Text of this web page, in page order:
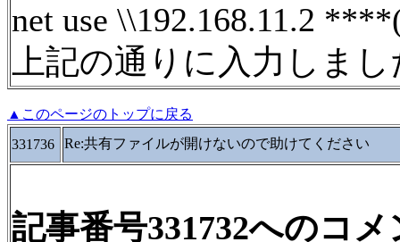
net use \\192.168.11.2
上記の通りに入力しま
▲このページのトップに戻る
331736
Re:共有ファイルが開けないので助けてください
記事番号331732へのコメ